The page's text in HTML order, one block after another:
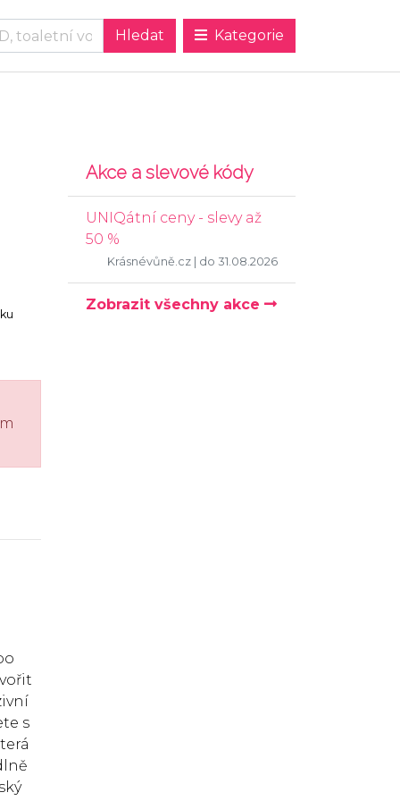
Kategorie
s
Akce a slevové kódy
UNIQátní ceny - slevy až
50 %
Krásnévůně.cz | do 31.08.2026
Zobrazit všechny akce